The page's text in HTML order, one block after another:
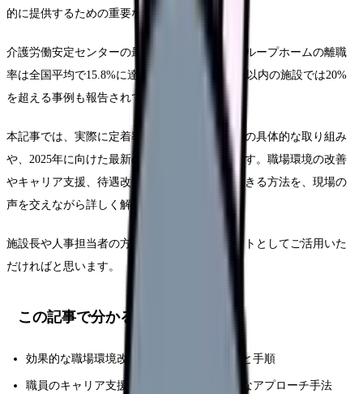
的に提供するための重要な課題となっています。
介護労働安定センターの最新調査によると、グループホームの離職
率は全国平均で15.8%に達し、特に開設から3年以内の施設では20%
を超える事例も報告されています。
本記事では、実際に定着率向上に成功した施設の具体的な取り組み
や、2025年に向けた最新の支援策をご紹介します。職場環境の改善
やキャリア支援、待遇改善など、すぐに実践できる方法を、現場の
声を交えながら詳しく解説していきます。
施設長や人事担当者の方々に、ぜひ実践のヒントとしてご活用いた
だければと思います。
この記事で分かること
効果的な職場環境改善の具体的な実践方法と手順
職員のキャリア支援と育成に関する体系的なアプローチ手法